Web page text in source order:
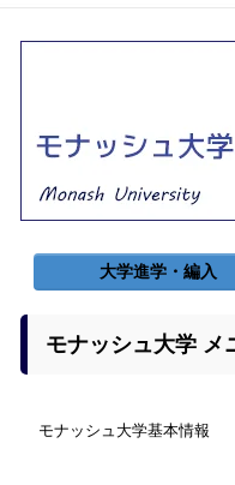
大学進学・編入
モナッシュ大学
モナッシュ大学基本情報